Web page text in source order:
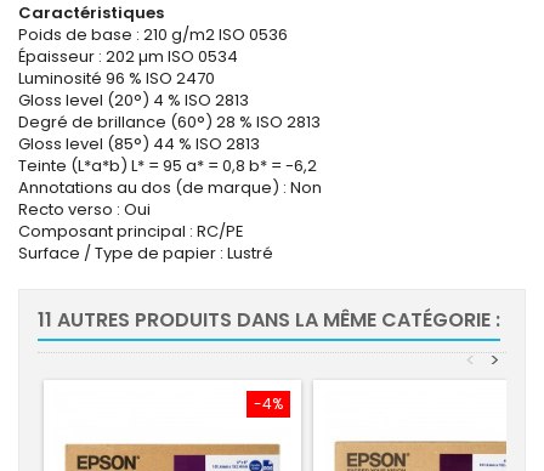
Caractéristiques
Poids de base : 210 g/m2 ISO 0536
Épaisseur : 202 µm ISO 0534
Luminosité 96 % ISO 2470
Gloss level (20°) 4 % ISO 2813
Degré de brillance (60°) 28 % ISO 2813
Gloss level (85°) 44 % ISO 2813
Teinte (L*a*b) L* = 95 a* = 0,8 b* = -6,2
Annotations au dos (de marque) : Non
Recto verso : Oui
Composant principal : RC/PE
Surface / Type de papier : Lustré
11 AUTRES PRODUITS DANS LA MÊME CATÉGORIE :
>
<
-4%